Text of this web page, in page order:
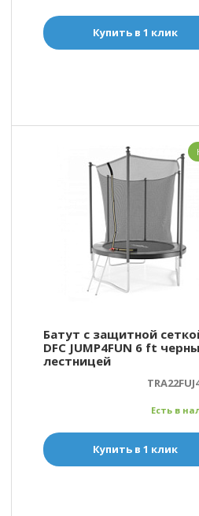
Купить в 1 клик
Батут с защитной
DFC JUMP4FUN 6 ft
лестницей
Есть в
Купить в 1 клик